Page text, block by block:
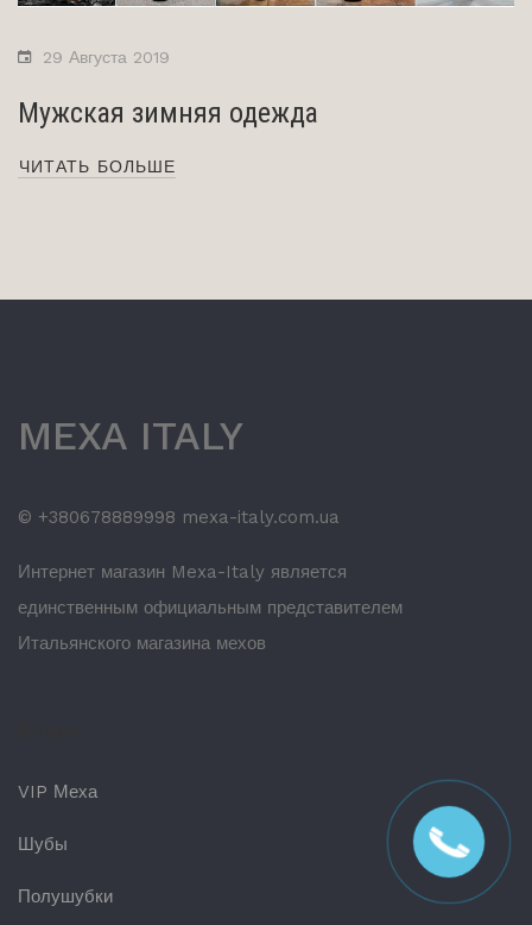
29 Августа 2019
Мужская зимняя одежда
ЧИТАТЬ БОЛЬШЕ
MEXA ITALY
© +380678889998 mexa-italy.com.ua
Интернет магазин Mexa-Italy является
единственным официальным представителем
Итальянского магазина мехов
VIP Меха
Шубы
Полушубки